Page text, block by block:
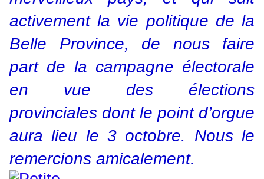
activement la vie politique de la
Belle Province, de nous faire
part de la campagne électorale
en vue des élections
provinciales dont le point d’orgue
aura lieu le 3 octobre. Nous le
remercions amicalement.